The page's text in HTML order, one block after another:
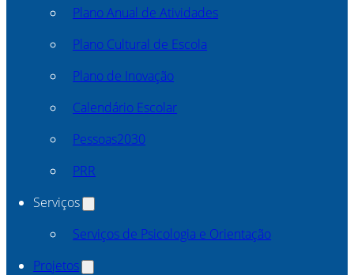
Plano Anual de Atividades
Plano Cultural de Escola
Plano de Inovação
Calendário Escolar
Pessoas2030
PRR
Serviços
Serviços de Psicologia e Orientação
Projetos